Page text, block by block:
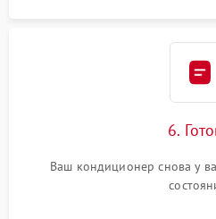
6.
Ваш кондиционер снова у